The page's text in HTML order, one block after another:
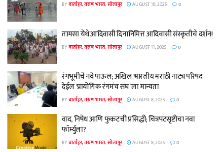
BYवार्ताहर, तरुण भारत, सोलापूर AUGUST 16, 2025 0
तामसा येथे आदिवासी दिनानिमित्त आदिवासी संस्कृतीचे दर्शन!
BYवार्ताहर, तरुण भारत, सोलापूर AUGUST 11, 2025 0
रंगभूमीचे नवे पाऊल; अखिल भारतीय मराठी नाट्य परिषद
देईल ‘प्रायोगिक रंगमंच संघ’ ला मान्यता
BYवार्ताहर, तरुण भारत, सोलापूर AUGUST 8, 2025 0
वाद, निषेध आणि फुकटची प्रसिद्धी; चित्रपटसृष्टीचा नवा
फॉर्म्युला?
BYवार्ताहर, तरुण भारत, सोलापूर AUGUST 8, 2025 0